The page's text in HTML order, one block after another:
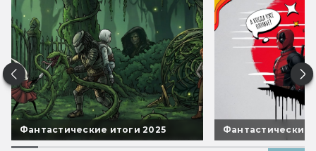
Фантастические итоги 2025 Фантастические